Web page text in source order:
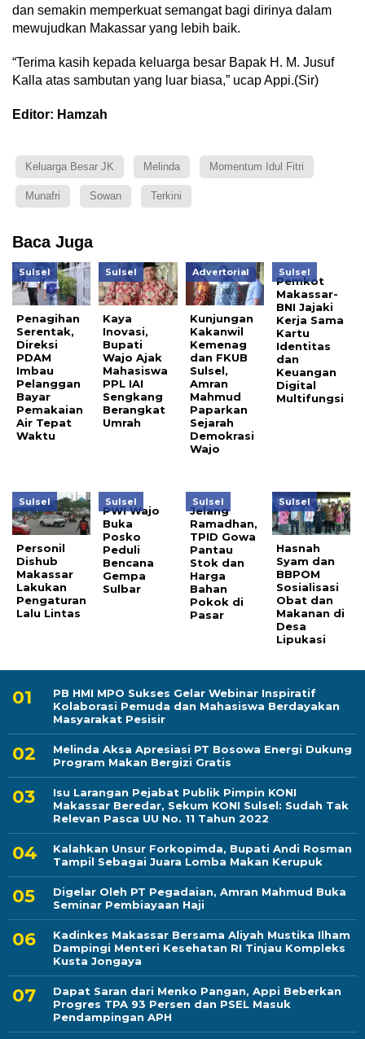
dan semakin memperkuat semangat bagi dirinya dalam
mewujudkan Makassar yang lebih baik.
“Terima kasih kepada keluarga besar Bapak H. M. Jusuf
Kalla atas sambutan yang luar biasa,” ucap Appi.(Sir)
Editor: Hamzah
Keluarga Besar JK Melinda Momentum Idul Fitri
Munafri Sowan Terkini
Baca Juga
Sulsel
Penagihan
Serentak,
Direksi
PDAM
Imbau
Pelanggan
Bayar
Pemakaian
Air Tepat
Waktu
Sulsel
Kaya
Inovasi,
Bupati
Wajo Ajak
Mahasiswa
PPL IAI
Sengkang
Berangkat
Umrah
Advertorial
Kunjungan
Kakanwil
Kemenag
dan FKUB
Sulsel,
Amran
Mahmud
Paparkan
Sejarah
Demokrasi
Wajo
Sulsel
Pemkot
Makassar-
BNI Jajaki
Kerja Sama
Kartu
Identitas
dan
Keuangan
Digital
Multifungsi
Sulsel
Personil
Dishub
Makassar
Lakukan
Pengaturan
Lalu Lintas
Sulsel
PWI Wajo
Buka
Posko
Peduli
Bencana
Gempa
Sulbar
Sulsel
Jelang
Ramadhan,
TPID Gowa
Pantau
Stok dan
Harga
Bahan
Pokok di
Pasar
Sulsel
Hasnah
Syam dan
BBPOM
Sosialisasi
Obat dan
Makanan di
Desa
Lipukasi
PB HMI MPO Sukses Gelar Webinar Inspiratif
Kolaborasi Pemuda dan Mahasiswa Berdayakan
Masyarakat Pesisir
Melinda Aksa Apresiasi PT Bosowa Energi Dukung
Program Makan Bergizi Gratis
Isu Larangan Pejabat Publik Pimpin KONI
Makassar Beredar, Sekum KONI Sulsel: Sudah Tak
Relevan Pasca UU No. 11 Tahun 2022
Kalahkan Unsur Forkopimda, Bupati Andi Rosman
Tampil Sebagai Juara Lomba Makan Kerupuk
Digelar Oleh PT Pegadaian, Amran Mahmud Buka
Seminar Pembiayaan Haji
Kadinkes Makassar Bersama Aliyah Mustika Ilham
Dampingi Menteri Kesehatan RI Tinjau Kompleks
Kusta Jongaya
Dapat Saran dari Menko Pangan, Appi Beberkan
Progres TPA 93 Persen dan PSEL Masuk
Pendampingan APH